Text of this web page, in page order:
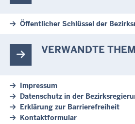
Öffentlicher Schlüssel der
VERWANDTE
Impressum
Datenschutz in der
Erklärung zur Barrierefreiheit
Kontaktformular